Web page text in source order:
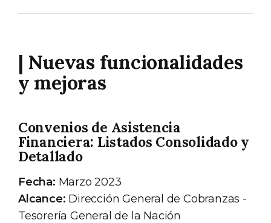
| Nuevas funcionalidades
y mejoras
Convenios de Asistencia
Financiera: Listados Consolidado y
Detallado
Fecha: Marzo 2023
Alcance: Dirección General de Cobranzas -
Tesorería General de la Nación